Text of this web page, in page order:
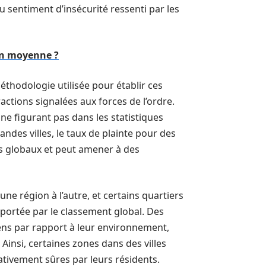
sentiment d’insécurité ressenti par les
moyenne ?
utilisée pour établir ces
signalées aux forces de l’ordre.
figurant pas dans les statistiques
villes, le taux de plainte pour des
et peut amener à des
région à l’autre, et certains quartiers
par le classement global. Des
par rapport à leur environnement,
certaines zones dans des villes
sûres par leurs résidents.